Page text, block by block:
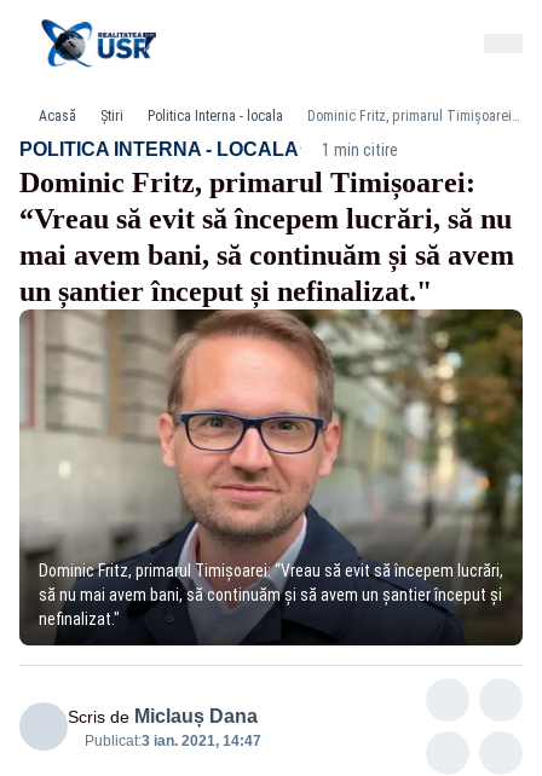
Acasă Știri Politica Interna - locala Dominic Fritz, primarul Timișoarei: “Vreau să evit să începem lucrări, să nu mai avem bani, să continuăm și să avem un șantier început și nefinalizat."
POLITICA INTERNA - LOCALA· 1 min citire
Dominic Fritz, primarul Timișoarei:
“Vreau să evit să începem lucrări, să nu
mai avem bani, să continuăm și să avem
un șantier început și nefinalizat."
Dominic Fritz, primarul Timișoarei: “Vreau să evit să începem lucrări,
să nu mai avem bani, să continuăm și să avem un șantier început și
nefinalizat."
Scris de Miclauș Dana
Publicat:3 ian. 2021, 14:47